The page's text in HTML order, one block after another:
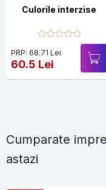
Culorile interzise
PRP: 68.71 Lei
60.5 Lei
Cumparate
astazi